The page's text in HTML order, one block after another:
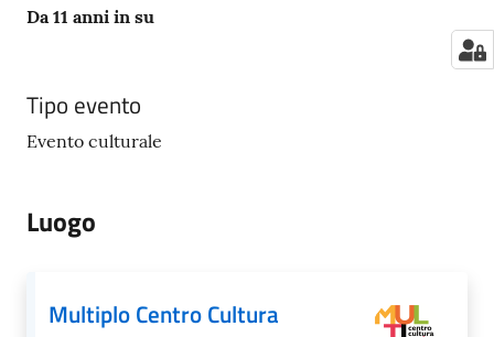
Da 11 anni in su
Tipo evento
Evento culturale
Luogo
Multiplo Centro Cultura